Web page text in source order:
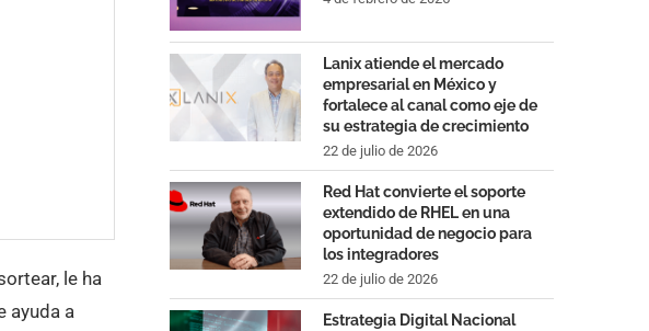
le ha
ayuda a
Lanix atiende el mercado
empresarial en México y
fortalece al canal como eje de
su estrategia de crecimiento
22 de julio de 2026
Red Hat convierte el soporte
extendido de RHEL en una
oportunidad de negocio para
los integradores
22 de julio de 2026
Estrategia Digital Nacional